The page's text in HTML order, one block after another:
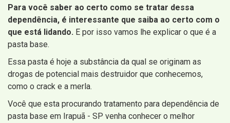
Para você saber ao certo como se tratar dessa
dependência, é interessante que saiba ao certo com o
que está lidando. E por isso vamos lhe explicar o que é a
pasta base.
Essa pasta é hoje a substância da qual se originam as
drogas de potencial mais destruidor que conhecemos,
como o crack e a merla.
Você que esta procurando tratamento para dependência de
pasta base em Irapuã - SP venha conhecer o melhor